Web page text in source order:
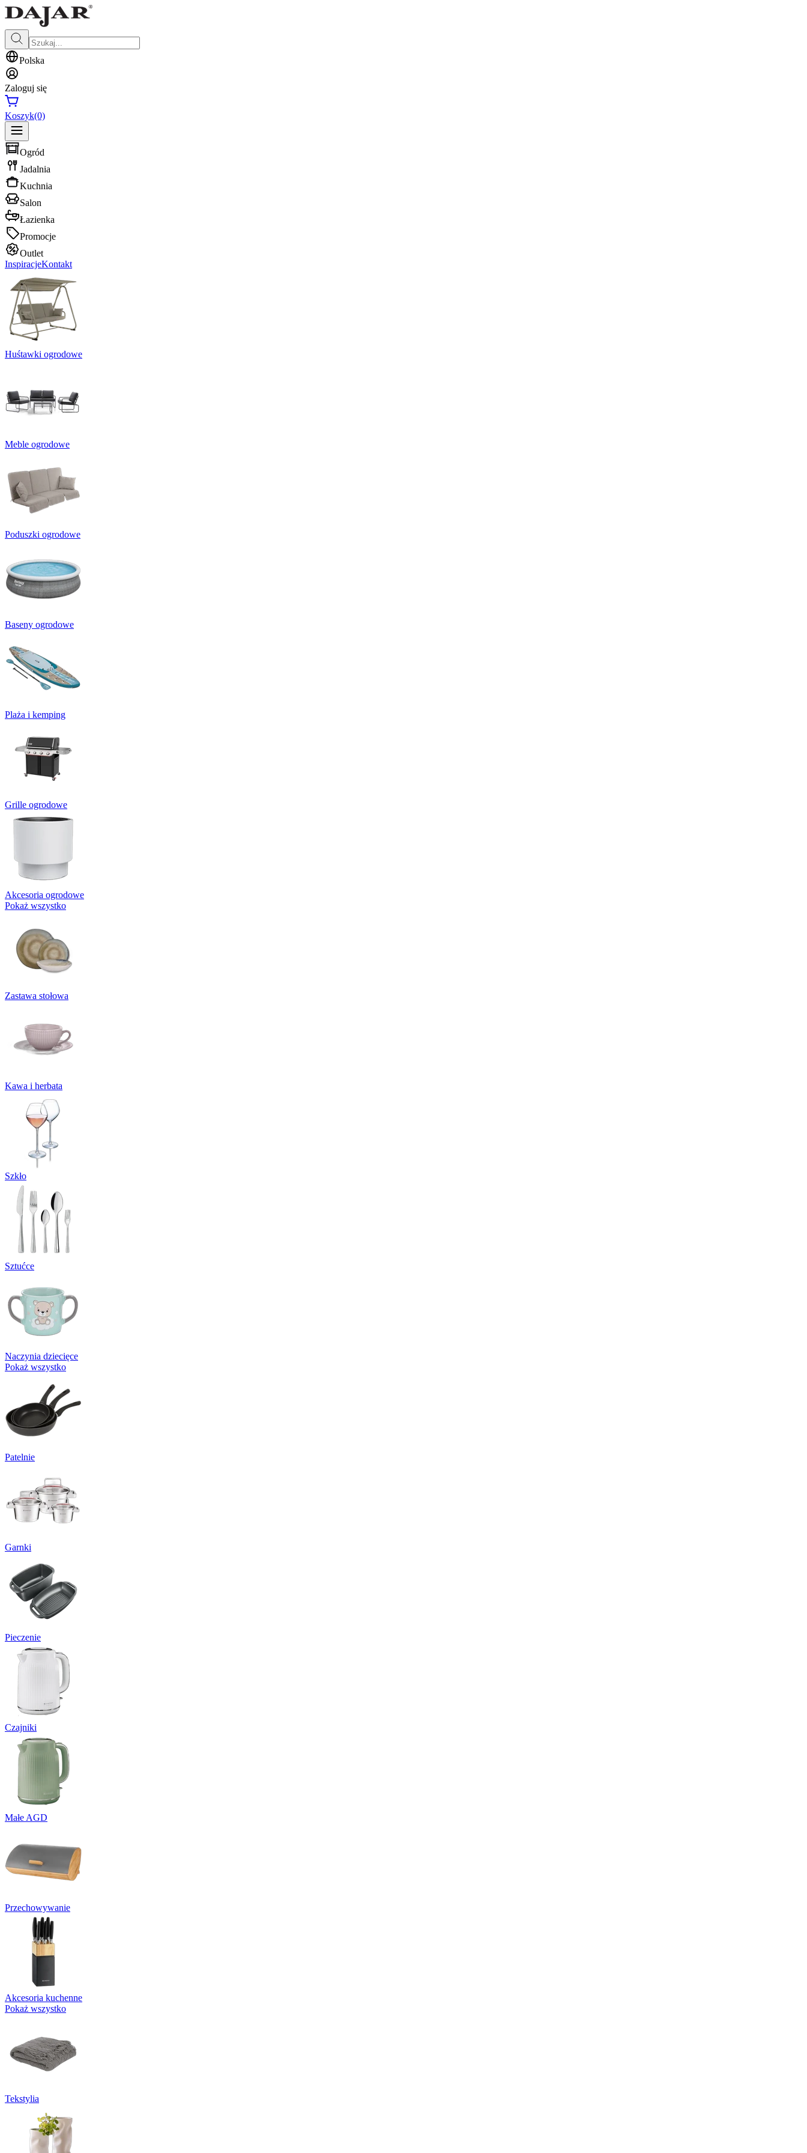
Polska
Zaloguj się
Koszyk(0)
Ogród
Jadalnia
Kuchnia
Salon
Łazienka
Promocje
Outlet
InspiracjeKontakt
Huśtawki ogrodowe
Meble ogrodowe
Poduszki ogrodowe
Baseny ogrodowe
Plaża i kemping
Grille ogrodowe
Akcesoria ogrodowe
Pokaż wszystko
Zastawa stołowa
Kawa i herbata
Szkło
Sztućce
Naczynia dziecięce
Pokaż wszystko
Patelnie
Garnki
Pieczenie
Czajniki
Małe AGD
Przechowywanie
Akcesoria kuchenne
Pokaż wszystko
Tekstylia